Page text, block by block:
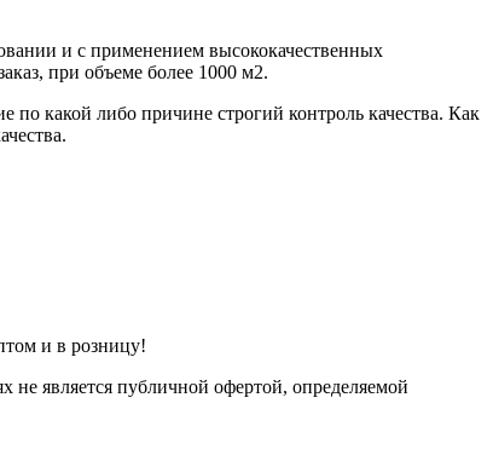
и с применением высококачественных
при объеме более 1000 м2.
какой либо причине строгий контроль качества. Как
и в розницу!
является публичной офертой, определяемой